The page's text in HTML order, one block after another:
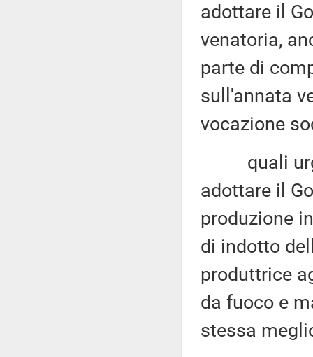
adottare il
venatoria,
parte di
sull'annata
vocazione
quali
adottare il
produzione
di indotto
produttrice
da fuoco e
stessa